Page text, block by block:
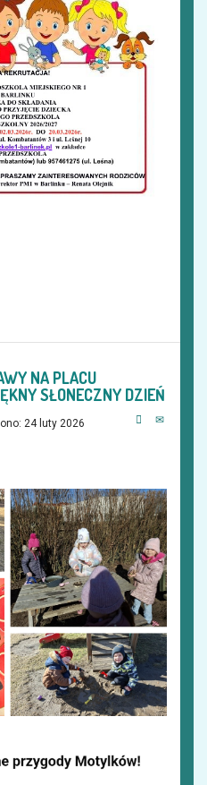
NA PLACU
SŁONECZNY DZIEŃ
24 luty 2026